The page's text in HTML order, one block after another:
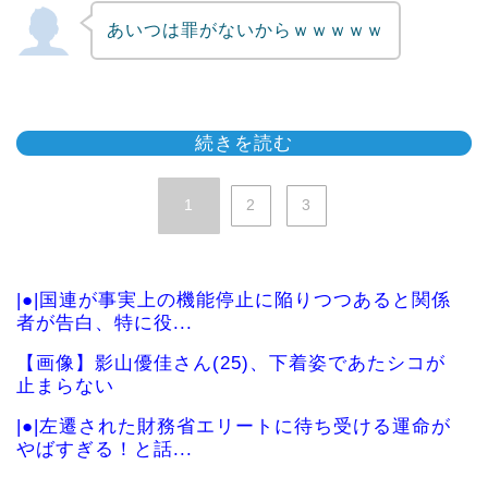
あいつは罪がないからｗｗｗｗｗ
続きを読む
1 2 3
|●|国連が事実上の機能停止に陥りつつあると関係
者が告白、特に役...
【画像】影山優佳さん(25)、下着姿であたシコが
止まらない
|●|左遷された財務省エリートに待ち受ける運命が
やばすぎる！と話...